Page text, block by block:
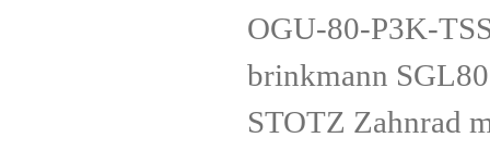
OGU-80-P3K-
brinkmann
STOTZ Zahnrad